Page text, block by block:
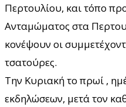
Περτουλίου, και τόπο
Ανταμώματος στα
κονέψουν οι
τσατούρες.
Την Κυριακή το πρωί ,
εκδηλώσεων, μετά τον